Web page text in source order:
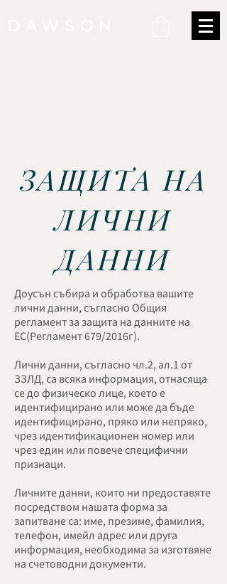
ЗАЩИТА НА
ЛИЧНИ
ДАННИ
Доусън събира и обработва вашите
лични данни, съгласно Общия
регламент за защита на данните на
ЕС(Регламент 679/2016г).
Лични данни, съгласно чл.2, ал.1 от
ЗЗЛД, са всяка информация, отнасяща
се до физическо лице, което е
идентифицирано или може да бъде
идентифицирано, пряко или непряко,
чрез идентификационен номер или
чрез един или повече специфични
признаци.
Личните данни, които ни предоставяте
посредством нашата форма за
запитване са: име, презиме, фамилия,
телефон, имейл адрес или друга
информация, необходима за изготвяне
на счетоводни документи.